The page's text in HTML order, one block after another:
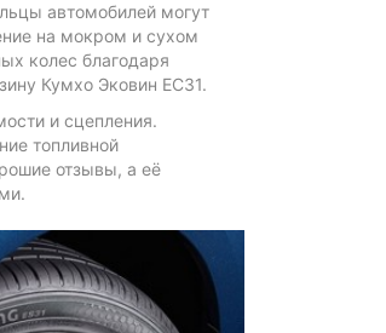
автомобилей могут
на мокром и сухом
колес благодаря
Кумхо Эковин ЕС31.
и сцепления.
топливной
отзывы, а её